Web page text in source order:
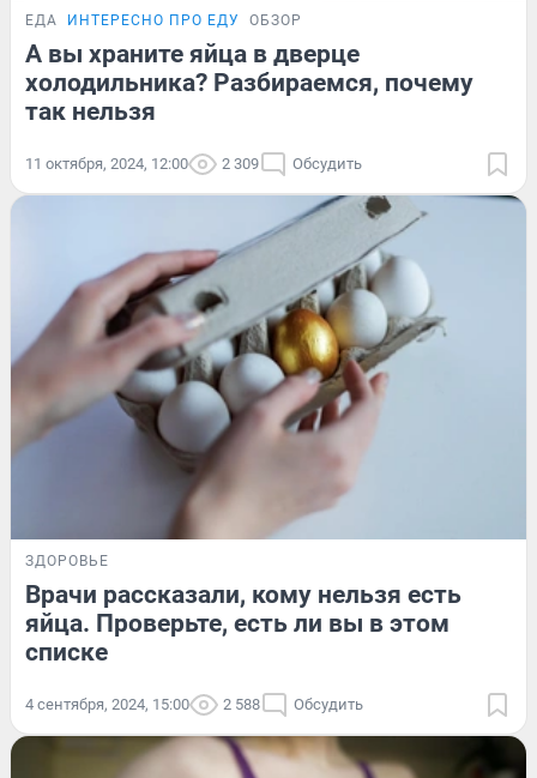
ЕДА ИНТЕРЕСНО ПРО ЕДУ ОБЗОР
А вы храните яйца в дверце
холодильника? Разбираемся, почему
так нельзя
11 октября, 2024, 12:00 2 309 Обсудить
ЗДОРОВЬЕ
Врачи рассказали, кому нельзя есть
яйца. Проверьте, есть ли вы в этом
спиcке
4 сентября, 2024, 15:00 2 588 Обсудить